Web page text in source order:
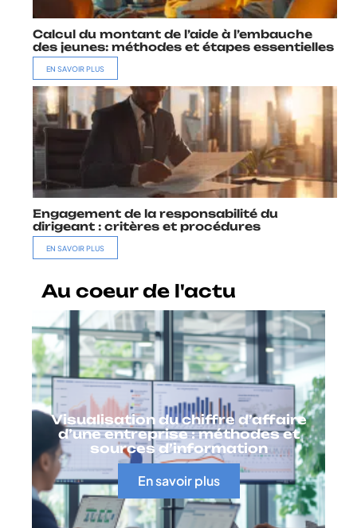
Calcul du montant de l’aide à l’embauche
des jeunes: méthodes et étapes essentielles
EN SAVOIR PLUS
Engagement de la responsabilité du
dirigeant : critères et procédures
EN SAVOIR PLUS
Au coeur de l'actu
Visualisation du chiffre d’affaire
d’une entreprise : méthodes et
sources d’information
En savoir plus